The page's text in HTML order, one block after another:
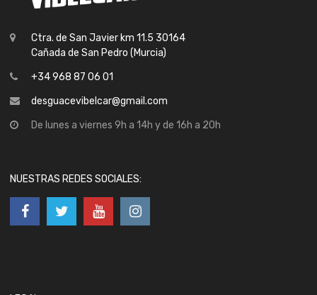
Ctra. de San Javier km 11.5 30164
Cañada de San Pedro (Murcia)
+34 968 87 06 01
desguacevibelcar@gmail.com
De lunes a viernes 9h a 14h y de 16h a 20h
NUESTRAS REDES SOCIALES: